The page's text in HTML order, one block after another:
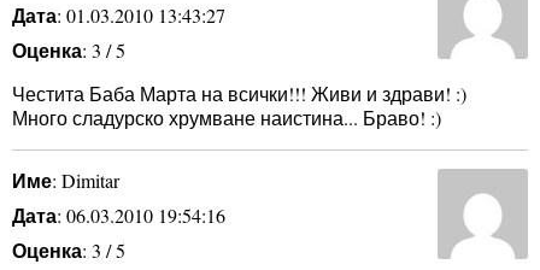
Дата: 01.03.2010 13:43:27
Оценка: 3 / 5
Честита Баба Марта на всички!!! Живи и здрави! :)
Много сладурско хрумване наистина... Браво! :)
Име: Dimitar
Дата: 06.03.2010 19:54:16
Оценка: 3 / 5